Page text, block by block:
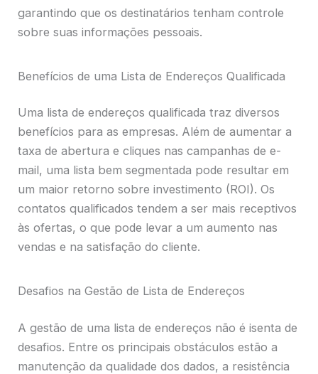
garantindo que os destinatários tenham controle
sobre suas informações pessoais.
Benefícios de uma Lista de Endereços Qualificada
Uma lista de endereços qualificada traz diversos
benefícios para as empresas. Além de aumentar a
taxa de abertura e cliques nas campanhas de e-
mail, uma lista bem segmentada pode resultar em
um maior retorno sobre investimento (ROI). Os
contatos qualificados tendem a ser mais receptivos
às ofertas, o que pode levar a um aumento nas
vendas e na satisfação do cliente.
Desafios na Gestão de Lista de Endereços
A gestão de uma lista de endereços não é isenta de
desafios. Entre os principais obstáculos estão a
manutenção da qualidade dos dados, a resistência